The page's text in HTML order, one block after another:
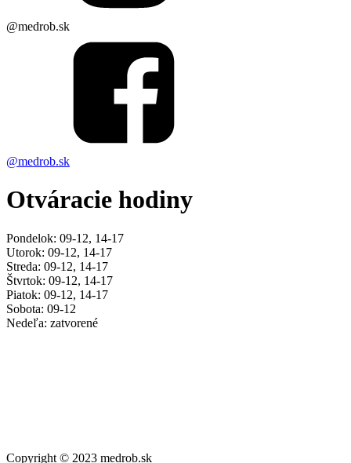
@medrob.sk
@medrob.sk
Otváracie hodiny
Pondelok: 09-12, 14-17
Utorok: 09-12, 14-17
Streda: 09-12, 14-17
Štvrtok: 09-12, 14-17
Piatok: 09-12, 14-17
Sobota: 09-12
Nedeľa: zatvorené
Copyright © 2023 medrob.sk